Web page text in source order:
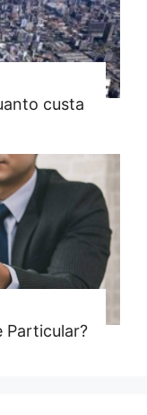
custa
Particular?